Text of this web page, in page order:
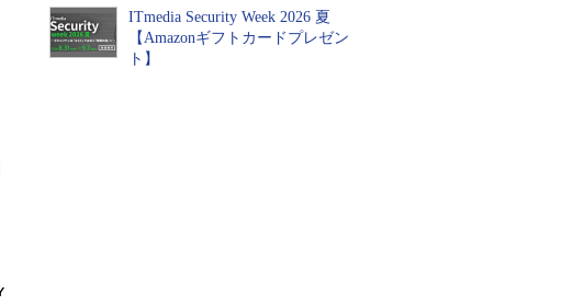
ITmedia Security Week 2026 夏
【Amazonギフトカードプレゼン
ト】